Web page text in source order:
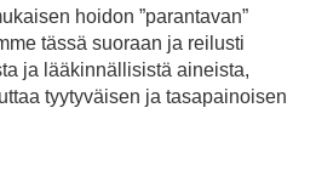
hoidon ”parantavan”
tässä suoraan ja reilusti
ja lääkinnällisistä aineista,
tyytyväisen ja tasapainoisen